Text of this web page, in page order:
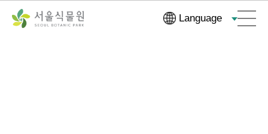
본문으로
바로가기
Language